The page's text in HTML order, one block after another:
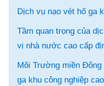
Dịch vụ nạo vét hố ga
Tầm quan trọng của
vị nhà nước cao cấp
Môi Trường miền
ga khu công nghiệp